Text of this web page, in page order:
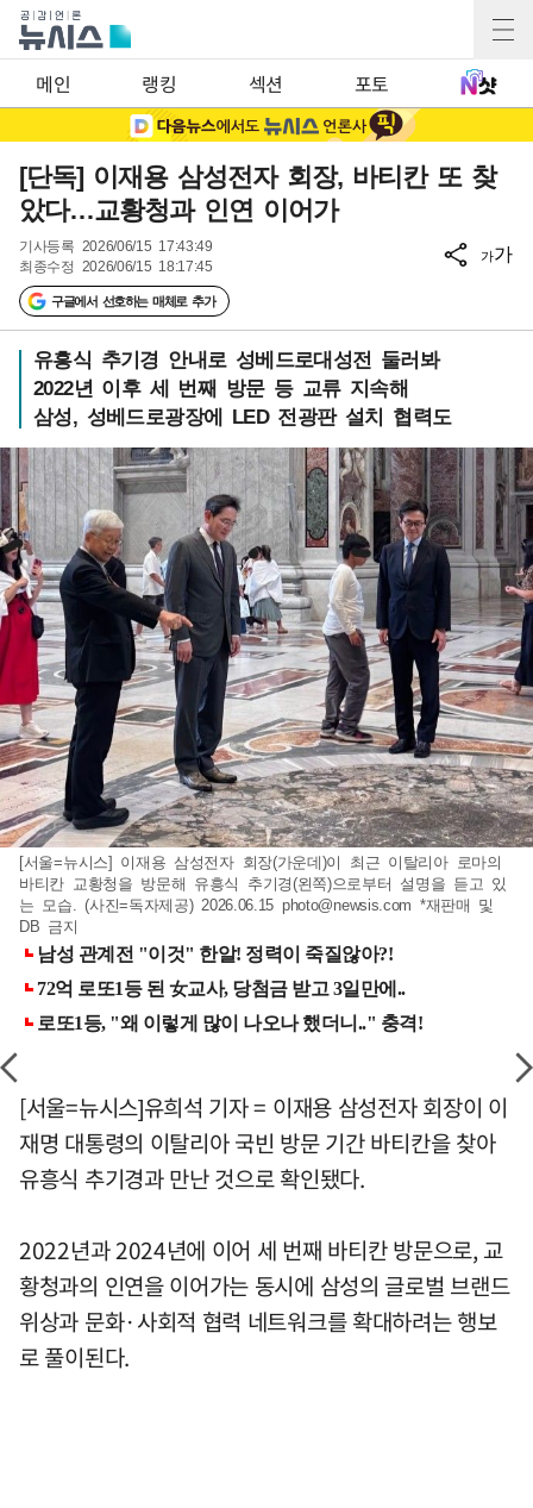
메인 랭킹 섹션 포토
[단독] 이재용 삼성전자 회장, 바티칸 또 찾
았다…교황청과 인연 이어가
기사등록 2026/06/15 17:43:49
최종수정 2026/06/15 18:17:45
구글에서 선호하는 매체로 추가
가가
유흥식 추기경 안내로 성베드로대성전 둘러봐
2022년 이후 세 번째 방문 등 교류 지속해
삼성, 성베드로광장에 LED 전광판 설치 협력도
[서울=뉴시스] 이재용 삼성전자 회장(가운데)이 최근 이탈리아 로마의
바티칸 교황청을 방문해 유흥식 추기경(왼쪽)으로부터 설명을 듣고 있
는 모습. (사진=독자제공) 2026.06.15 photo@newsis.com *재판매 및
DB 금지
[서울=뉴시스]유희석 기자 = 이재용 삼성전자 회장이 이
재명 대통령의 이탈리아 국빈 방문 기간 바티칸을 찾아
유흥식 추기경과 만난 것으로 확인됐다.
2022년과 2024년에 이어 세 번째 바티칸 방문으로, 교
황청과의 인연을 이어가는 동시에 삼성의 글로벌 브랜드
위상과 문화·사회적 협력 네트워크를 확대하려는 행보
로 풀이된다.